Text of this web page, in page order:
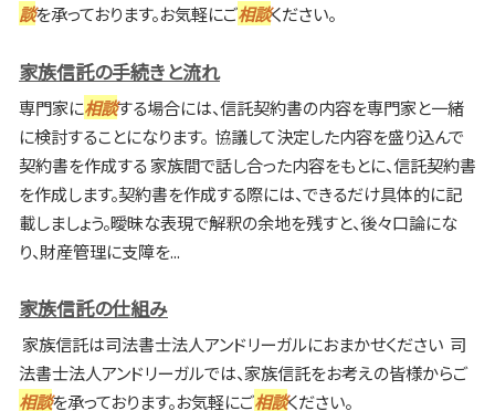
談を承っております。お気軽にご相談ください。
家族信託の手続きと流れ
専門家に相談する場合には、信託契約書の内容を専門家と一緒
に検討することになります。 協議して決定した内容を盛り込んで
契約書を作成する 家族間で話し合った内容をもとに、信託契約書
を作成します。契約書を作成する際には、できるだけ具体的に記
載しましょう。曖昧な表現で解釈の余地を残すと、後々口論にな
り、財産管理に支障を...
家族信託の仕組み
家族信託は司法書士法人アンドリーガルにおまかせください 司
法書士法人アンドリーガルでは、家族信託をお考えの皆様からご
相談を承っております。お気軽にご相談ください。